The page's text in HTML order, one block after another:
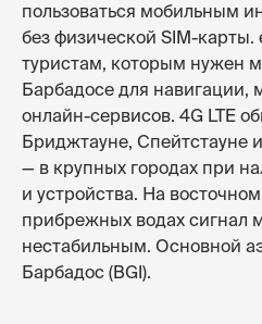
пользоваться мобильным
без физической SIM-карты.
туристам, которым нужен
Барбадосе для навигации,
онлайн-сервисов. 4G LTE
Бриджтауне, Спейтстауне
— в крупных городах при
и устройства. На
прибрежных водах сигнал
нестабильным. Основной
Барбадос (BGI).